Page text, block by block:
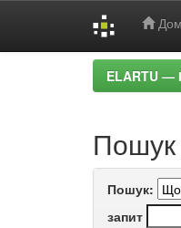
ELARTU —
Пошук
Пошук:
запит